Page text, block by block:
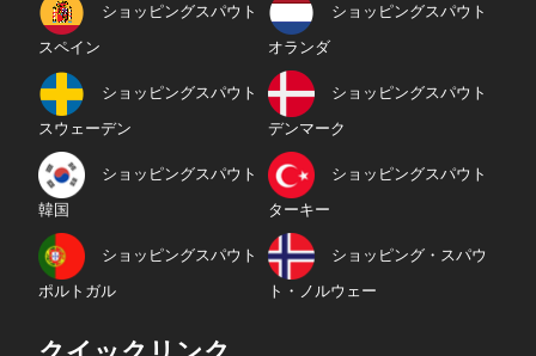
ショッピングスパウト
スペイン
ショッピングスパウト
オランダ
ショッピングスパウト
スウェーデン
ショッピングスパウト
デンマーク
ショッピングスパウト
韓国
ショッピングスパウト
ターキー
ショッピングスパウト
ポルトガル
ショッピング・スパウ
ト・ノルウェー